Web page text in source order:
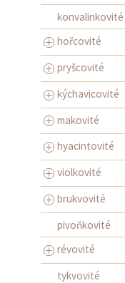
konvalinkovité
hořcovité
pryšcovité
kýchavicovité
makovité
hyacintovité
violkovité
brukvovité
pivoňkovité
révovité
tykvovité